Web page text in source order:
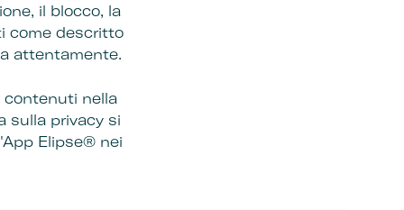
il blocco, la
come descritto
attentamente.
contenuti nella
sulla privacy si
Elipse® nei